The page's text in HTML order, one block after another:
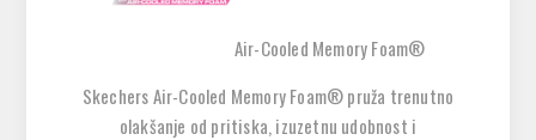
Air-Cooled Memory Foam®
Skechers Air-Cooled Memory Foam®pruža trenutno
olakšanje od pritiska, izuzetnu udobnost i